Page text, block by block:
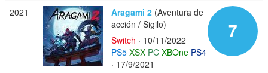
2021
7
Aragami 2 (Aventura de
acción / Sigilo)
Switch · 10/11/2022
PS5 XSX PC XBOne PS4
· 17/9/2021